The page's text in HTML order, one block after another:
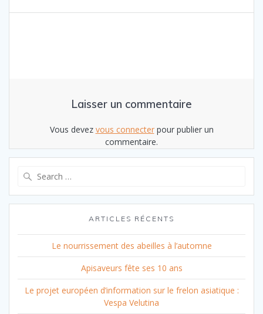
l’article
Laisser un commentaire
Vous devez vous connecterpour publier un
commentaire.
ARTICLES RÉCENTS
Le nourrissement des abeilles à l’automne
Apisaveurs fête ses 10 ans
Le projet européen d’information sur le frelon asiatique :
Vespa Velutina